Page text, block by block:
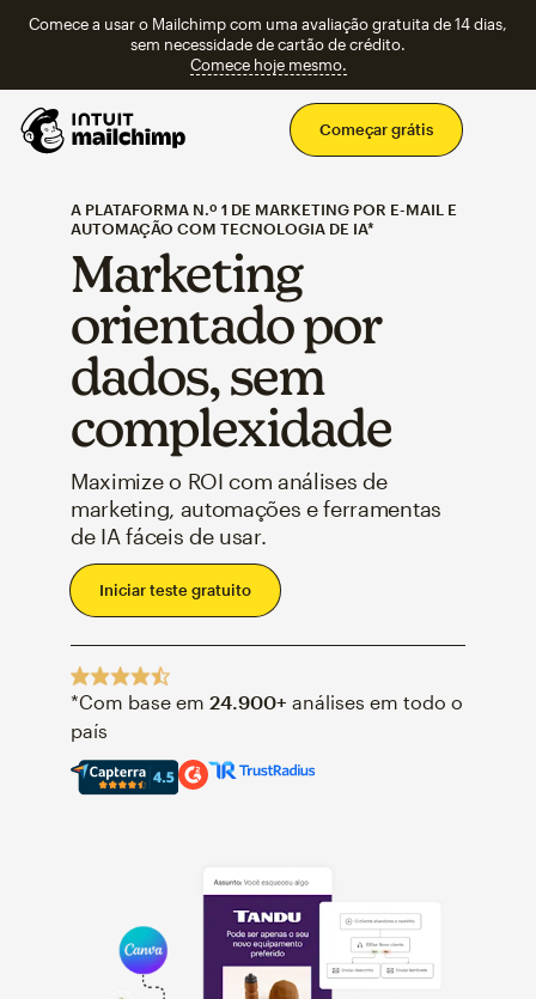
Comece a usar o Mailchimp com uma avaliação gratuita de 14 dias,
sem necessidade de cartão de crédito.
Comece hoje mesmo.
Começar grátis
A PLATAFORMA N.º 1 DE MARKETING POR E-MAIL E
AUTOMAÇÃO COM TECNOLOGIA DE IA*
Marketing
orientado por
dados, sem
complexidade
Maximize o ROI com análises de
marketing, automações e ferramentas
de IA fáceis de usar.
Iniciar teste gratuito
O Mailchimp tem uma classificação de quatro
*Com base em24.900+ análises em todo o
país